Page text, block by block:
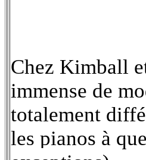
Chez Kimball
immense de
totalement
les pianos à